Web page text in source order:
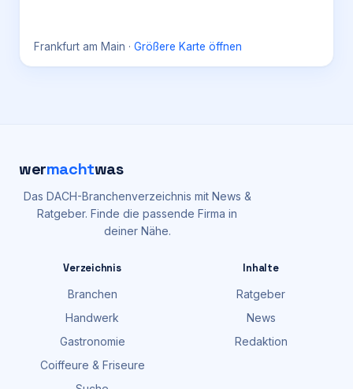
Frankfurt am Main · Größere Karte öffnen
wermachtwas
Das DACH-Branchenverzeichnis mit News &
Ratgeber. Finde die passende Firma in
deiner Nähe.
Verzeichnis
Branchen
Handwerk
Gastronomie
Coiffeure & Friseure
Inhalte
Ratgeber
News
Redaktion